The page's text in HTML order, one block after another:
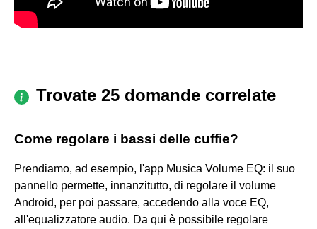
Trovate 25 domande correlate
Come regolare i bassi delle cuffie?
Prendiamo, ad esempio, l'app Musica Volume EQ: il suo
pannello permette, innanzitutto, di regolare il volume
Android, per poi passare, accedendo alla voce EQ,
all'equalizzatore audio. Da qui è possibile regolare